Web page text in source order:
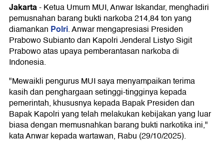
Jakarta-Ketua Umum MUI, Anwar Iskandar, menghadiri
pemusnahan barang bukti narkoba 214,84 ton yang
diamankan Polri. Anwar mengapresiasi Presiden
Prabowo Subianto dan Kapolri Jenderal Listyo Sigit
Prabowo atas upaya pemberantasan narkoba di
Indonesia.
"Mewaikli pengurus MUI saya menyampaikan terima
kasih dan penghargaan setinggi-tingginya kepada
pemerintah, khususnya kepada Bapak Presiden dan
Bapak Kapolri yang telah melakukan kebijakan yang luar
biasa dengan memusnahkan barang bukti narkotika ini,"
kata Anwar kepada wartawan, Rabu (29/10/2025).